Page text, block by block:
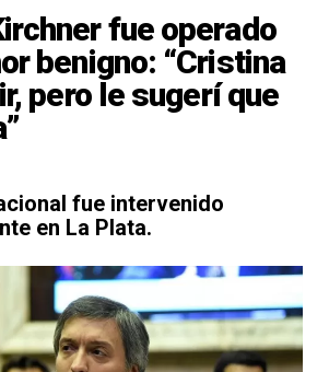
fue operado
benigno: “Cristina
pero le sugerí que
fue intervenido
en La Plata.